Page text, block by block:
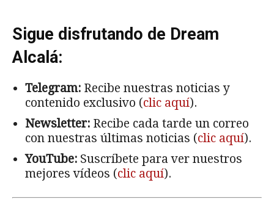
Sigue disfrutando de Dream
Alcalá:
Telegram: Recibe nuestras noticias y
contenido exclusivo (clic aquí).
Newsletter: Recibe cada tarde un correo
con nuestras últimas noticias (clic aquí).
YouTube: Suscríbete para ver nuestros
mejores vídeos (clic aquí).